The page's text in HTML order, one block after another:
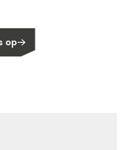
baan in de
Dan ben je hier
op